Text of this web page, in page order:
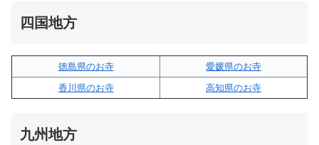
四国地方
徳島県のお寺
愛媛県のお寺
香川県のお寺
高知県のお寺
九州地方